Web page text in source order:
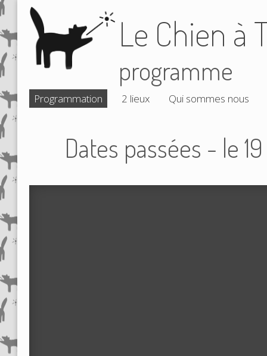
Le Chien à
programme
Programmation 2 lieux Qui sommes nous
Dates passées - le